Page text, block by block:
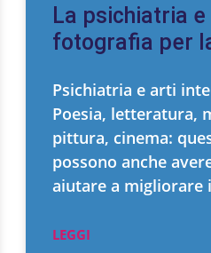
La psichiatria
fotografia per
Psichiatria e arti
Poesia, letteratura,
pittura, cinema:
possono anche
aiutare a migliorare
LEGGI